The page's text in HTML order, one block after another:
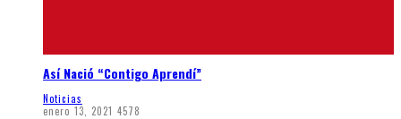
Así Nació “Contigo Aprendí”
Noticias
enero 13, 2021 4578